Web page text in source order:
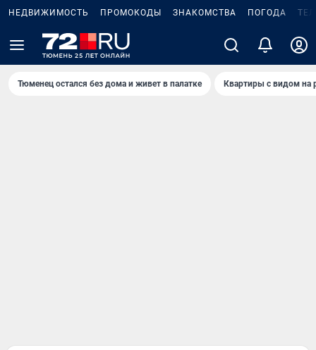
НЕДВИЖИМОСТЬ ПРОМОКОДЫ ЗНАКОМСТВА ПОГОДА
Тюменец остался без дома и живет в палатке Квартиры с видом на